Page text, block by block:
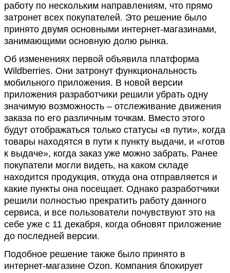
работу по нескольким направлениям, что прямо
затронет всех покупателей. Это решение было
принято двумя основными интернет-магазинами,
занимающими основную долю рынка.
Об изменениях первой объявила платформа
Wildberries. Они затронут функциональность
мобильного приложения. В новой версии
приложения разработчики решили убрать одну
значимую возможность – отслеживание движения
заказа по его различным точкам. Вместо этого
будут отображаться только статусы «в пути», когда
товары находятся в пути к пункту выдачи, и «готов
к выдаче», когда заказ уже можно забрать. Ранее
покупатели могли видеть, на каком складе
находится продукция, откуда она отправляется и
какие пункты она посещает. Однако разработчики
решили полностью прекратить работу данного
сервиса, и все пользователи почувствуют это на
себе уже с 11 декабря, когда обновят приложение
до последней версии.
Подобное решение также было принято в
интернет-магазине Ozon. Компания блокирует